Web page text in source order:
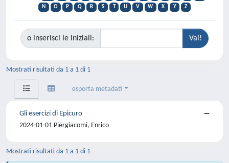
N
O P Q R S T U V W X Y Z
o inserisci le iniziali:
Mostrati risultati da 1 a 1 di 1
esporta metadati
Gli esercizi di Epicuro
2024-01-01 Piergiacomi, Enrico
Mostrati risultati da 1 a 1 di 1